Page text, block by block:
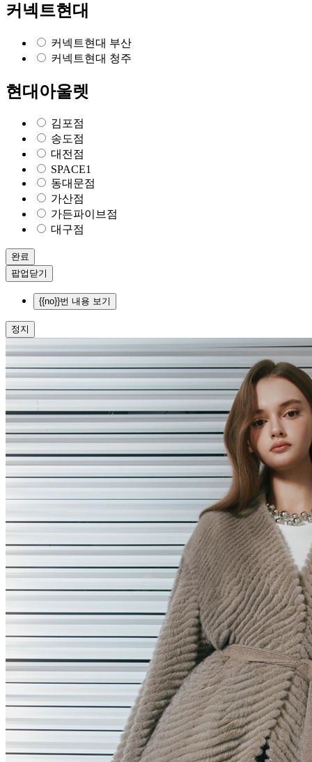
커넥트현대
커넥트현대 부산
커넥트현대 청주
현대아울렛
김포점
송도점
대전점
SPACE1
동대문점
가산점
가든파이브점
대구점
완료
팝업닫기
{{no}}번 내용 보기
정지